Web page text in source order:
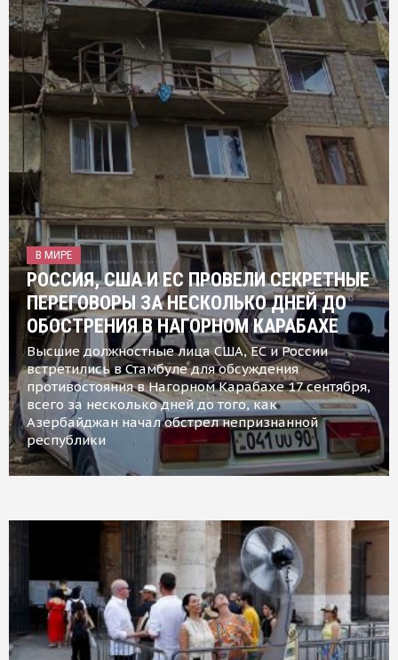
В МИРЕ
РОССИЯ, США И ЕС ПРОВЕЛИ СЕКРЕТНЫЕ
ПЕРЕГОВОРЫ ЗА НЕСКОЛЬКО ДНЕЙ ДО
ОБОСТРЕНИЯ В НАГОРНОМ КАРАБАХЕ
Высшие должностные лица США, ЕС и России
встретились в Стамбуле для обсуждения
противостояния в Нагорном Карабахе 17 сентября,
всего за несколько дней до того, как
Азербайджан начал обстрел непризнанной
республики